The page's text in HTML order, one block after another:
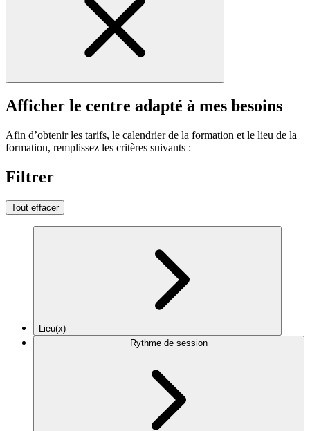
Afficher le centre adapté à mes besoins
Afin d’obtenir les tarifs, le calendrier de la formation et le lieu de la
formation, remplissez les critères suivants :
Filtrer
Tout effacer
Lieu(x)
Rythme de session